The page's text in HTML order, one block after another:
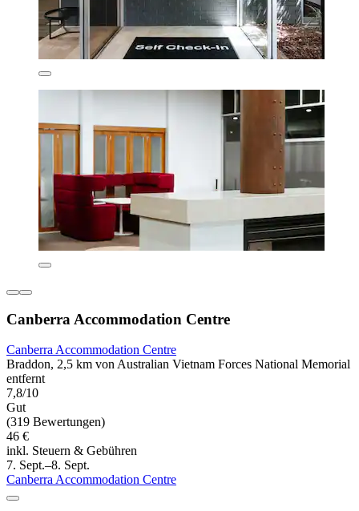
Canberra Accommodation Centre
Canberra Accommodation Centre
Braddon, 2,5 km von Australian Vietnam Forces National Memorial
entfernt
7,8/10
Gut
(319 Bewertungen)
46 €
inkl. Steuern & Gebühren
7. Sept.–8. Sept.
Canberra Accommodation Centre